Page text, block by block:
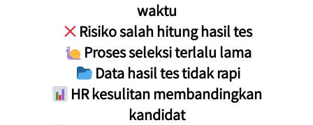
waktu
Risiko salah hitung hasil tes
Proses seleksi terlalu lama
Data hasil tes tidak rapi
HR kesulitan membandingkan
kandidat